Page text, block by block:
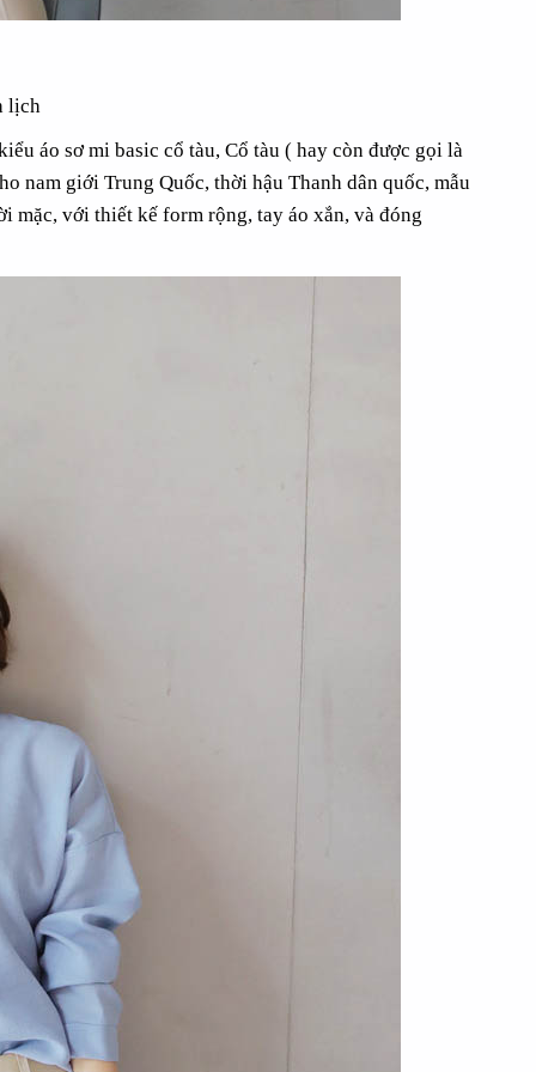
lịch
áo sơ mi basic cổ tàu, Cổ tàu ( hay còn được gọi là
nam giới Trung Quốc, thời hậu Thanh dân quốc, mẫu
mặc, với thiết kế form rộng, tay áo xắn, và đóng
ĐỒNG PHỤC BÀ BA PH018